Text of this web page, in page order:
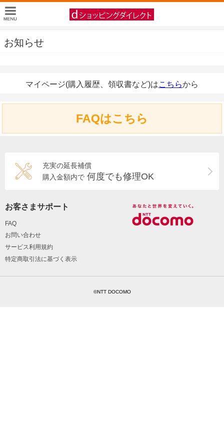
お知らせ
マイページ(購入履歴、領収書など)はこちらから
FAQはこちら
充実の延長補償
購入金額内で 何度でも修理OK
お客さまサポート
FAQ
お問い合わせ
サービス利用規約
特定商取引法に基づく表示
©NTT DOCOMO